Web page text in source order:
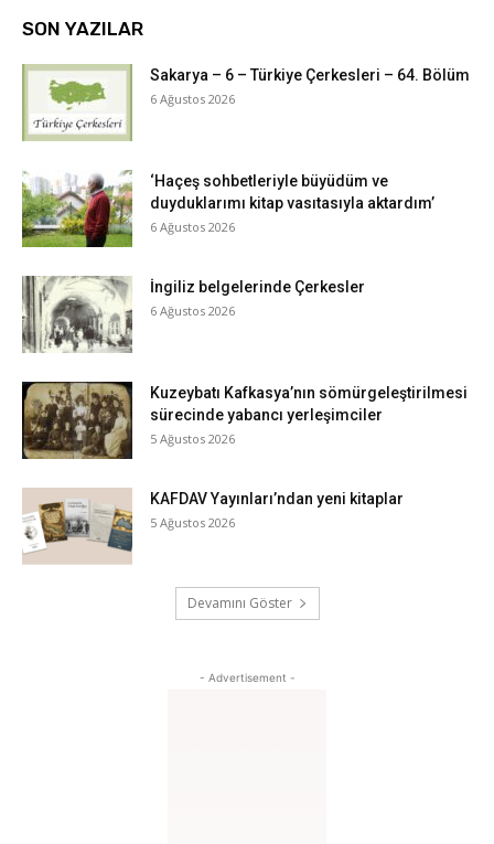
SON YAZILAR
Sakarya – 6 – Türkiye Çerkesleri – 64. Bölüm
6 Ağustos 2026
‘Haçeş sohbetleriyle büyüdüm ve
duyduklarımı kitap vasıtasıyla aktardım’
6 Ağustos 2026
İngiliz belgelerinde Çerkesler
6 Ağustos 2026
Kuzeybatı Kafkasya’nın sömürgeleştirilmesi
sürecinde yabancı yerleşimciler
5 Ağustos 2026
KAFDAV Yayınları’ndan yeni kitaplar
5 Ağustos 2026
Devamını Göster
- Advertisement -